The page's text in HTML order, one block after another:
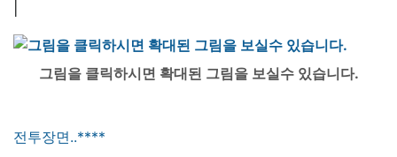
그림을 클릭하시면 확대된 그림을 보실수 있습니다.
전투장면..****